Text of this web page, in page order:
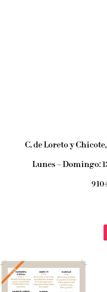
C. de Loreto y
Lunes – Domingo: